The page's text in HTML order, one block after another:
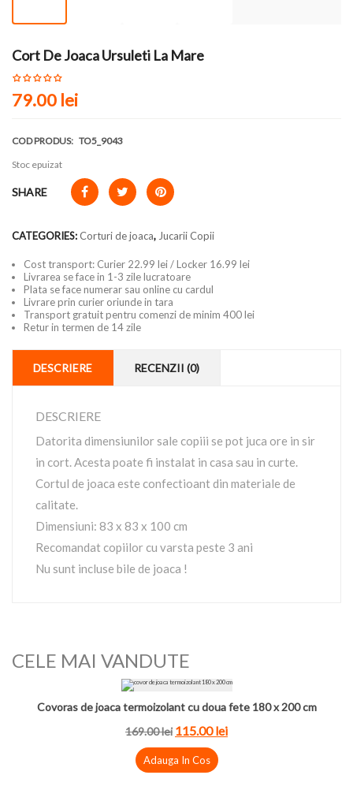
Cort De Joaca Ursuleti La Mare
79.00 lei
COD PRODUS: TO5_9043
Stoc epuizat
SHARE
CATEGORIES:Corturi de joaca, Jucarii Copii
Cost transport: Curier 22.99 lei / Locker 16.99 lei
Livrarea se face in 1-3 zile lucratoare
Plata se face numerar sau online cu cardul
Livrare prin curier oriunde in tara
Transport gratuit pentru comenzi de minim 400 lei
Retur in termen de 14 zile
DESCRIERE RECENZII (0)
DESCRIERE
Datorita dimensiunilor sale copiii se pot juca ore in sir
in cort. Acesta poate fi instalat in casa sau in curte.
Cortul de joaca este confectioant din materiale de
calitate.
Dimensiuni: 83 x 83 x 100 cm
Recomandat copiilor cu varsta peste 3 ani
Nu sunt incluse bile de joaca !
CELE MAI VANDUTE
Covoras de joaca termoizolant cu doua fete 180 x 200 cm
169.00lei 115.00lei
Adauga In Cos